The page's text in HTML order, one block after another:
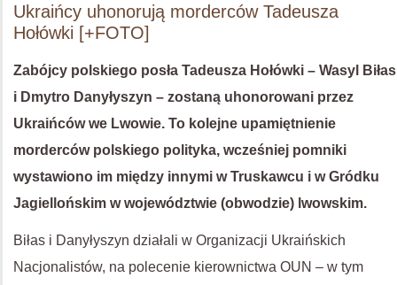
Ukraińcy uhonorują morderców Tadeusza
Hołówki [+FOTO]
Zabójcy polskiego posła Tadeusza Hołówki – Wasyl Biłas
i Dmytro Danyłyszyn – zostaną uhonorowani przez
Ukraińców we Lwowie. To kolejne upamiętnienie
morderców polskiego polityka, wcześniej pomniki
wystawiono im między innymi w Truskawcu i w Gródku
Jagiellońskim w województwie (obwodzie) lwowskim.
Biłas i Danyłyszyn działali w Organizacji Ukraińskich
Nacjonalistów, na polecenie kierownictwa OUN – w tym